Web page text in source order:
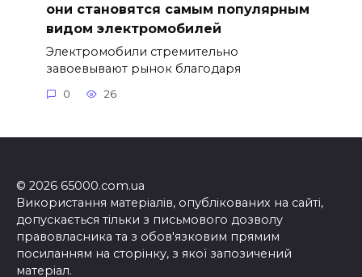
они становятся самым популярным
видом электромобилей
Электромобили стремительно
завоевывают рынок благодаря
0 26
© 2026 65000.com.ua
Використання матеріалів, опублікованих на сайті,
допускається тільки з письмового дозволу
правовласника та з обов'язковим прямим
посиланням на сторінку, з якої запозичений
матеріал.